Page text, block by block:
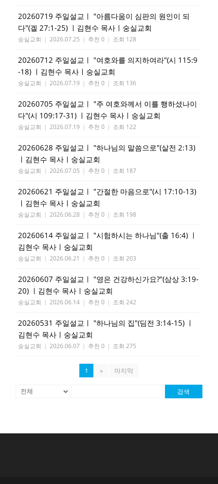
20260719 주일설교ㅣ "아름다움이 심판의 원인이 되
다"(겔 27:1-25) ㅣ김현수 목사ㅣ숭실교회
숭실교회 | 2026.07.25 | 추천 0 | 조회 128
20260712 주일설교ㅣ "여호와를 의지하여라"(시 115:9
-18) ㅣ김현수 목사ㅣ숭실교회
숭실교회 | 2026.07.19 | 추천 0 | 조회 136
20260705 주일설교ㅣ "주 여호와께서 이를 행하셨나이
다"(시 109:17-31) ㅣ김현수 목사ㅣ숭실교회
숭실교회 | 2026.07.19 | 추천 0 | 조회 122
20260628 주일설교ㅣ "하나님의 말씀으로"(살전 2:13)
ㅣ김현수 목사ㅣ숭실교회
숭실교회 | 2026.07.05 | 추천 0 | 조회 187
20260621 주일설교ㅣ "간절한 마음으로"(시 17:10-13)
ㅣ김현수 목사ㅣ숭실교회
숭실교회 | 2026.06.28 | 추천 0 | 조회 198
20260614 주일설교ㅣ "시험하시는 하나님"(출 16:4) ㅣ
김현수 목사ㅣ숭실교회
숭실교회 | 2026.06.21 | 추천 0 | 조회 203
20260607 주일설교ㅣ "영은 건강하신가요?"(삼상 3:19-
20) ㅣ김현수 목사ㅣ숭실교회
숭실교회 | 2026.06.14 | 추천 0 | 조회 242
20260531 주일설교ㅣ "하나님의 집"(딤전 3:14-15) ㅣ
김현수 목사ㅣ숭실교회
숭실교회 | 2026.06.07 | 추천 0 | 조회 275
1 » 마지막
검색